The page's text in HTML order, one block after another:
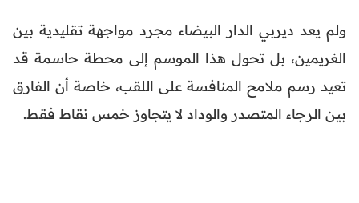
ولم يعد ديربي الدار البيضاء مجرد مواجهة تقليدية بين
الغريمين، بل تحول هذا الموسم إلى محطة حاسمة قد
تعيد رسم ملامح المنافسة على اللقب، خاصة أن الفارق
بين الرجاء المتصدر والوداد لا يتجاوز خمس نقاط فقط.